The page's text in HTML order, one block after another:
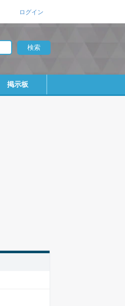
ログイン
掲示板